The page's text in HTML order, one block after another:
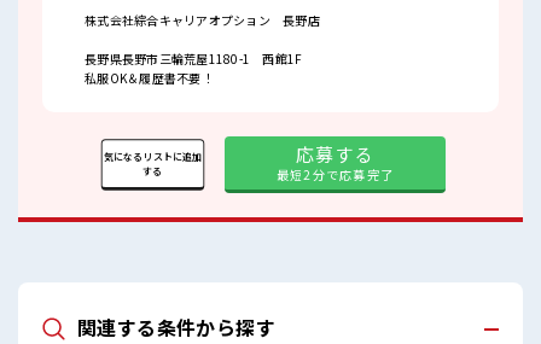
株式会社綜合キャリアオプション 長野店
長野県長野市三輪荒屋1180-1 西館1F
私服OK＆履歴書不要！
応募する
最短2分で応募完了
気になるリストに追加
する
関連する条件から探す